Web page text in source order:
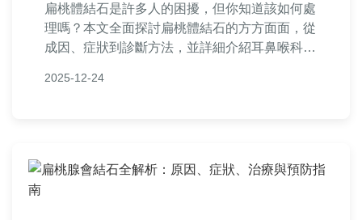
扁桃體結石是許多人的困擾，但你知道該如何處
理嗎？本文全面探討扁桃體結石的方方面面，從
成因、症狀到診斷方法，並詳細介紹耳鼻喉科的
優缺點，並分享有效預防策略。無論你是初次發
2025-12-24